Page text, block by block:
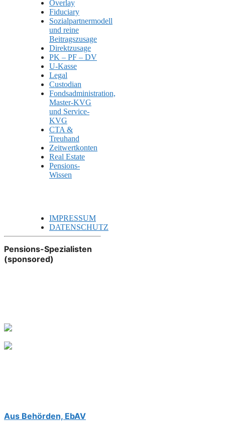
Overlay
Fiduciary
Sozialpartnermodell
und reine
Beitragszusage
Direktzusage
PK – PF – DV
U-Kasse
Legal
Custodian
Fondsadministration,
Master-KVG
und Service-
KVG
CTA &
Treuhand
Zeitwertkonten
Real Estate
Pensions-
Wissen
IMPRESSUM
DATENSCHUTZ
Pensions-Spezialisten
(sponsored)
Aus Behörden, EbAV